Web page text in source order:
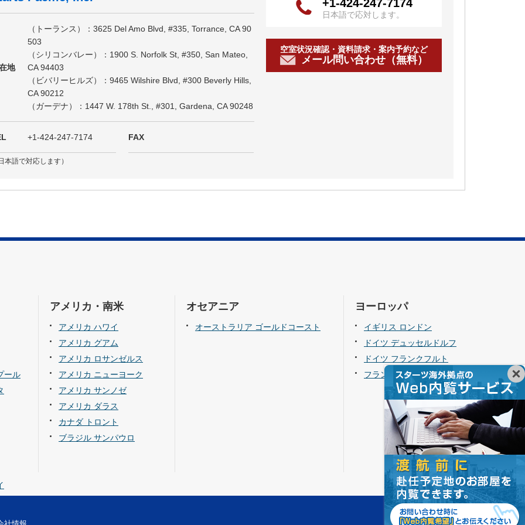
地
（トーランス）：3625 Del Amo Blvd, #335, Torrance, CA 90
503
（シリコンバレー）：1900 S. Norfolk St, #350, San Mateo,
CA 94403
（ビバリーヒルズ）：9465 Wilshire Blvd, #300 Beverly Hills,
CA 90212
（ガーデナ）：1447 W. 178th St., #301, Gardena, CA 90248
+1-424-247-7174
本語で対応します）
FAX
+1-424-247-7174
日本語で応対します。
空室状況確認・資料請求・案内予約など
メール問い合わせ（無料）
ール
アメリカ・南米
アメリカ ハワイ
アメリカ グアム
アメリカ ロサンゼルス
アメリカ ニューヨーク
アメリカ サンノゼ
アメリカ ダラス
カナダ トロント
ブラジル サンパウロ
オセアニア
オーストラリア ゴールドコースト
ヨーロッパ
イギリス ロンドン
ドイツ デュッセルドルフ
ドイツ フランクフルト
フランス パリ